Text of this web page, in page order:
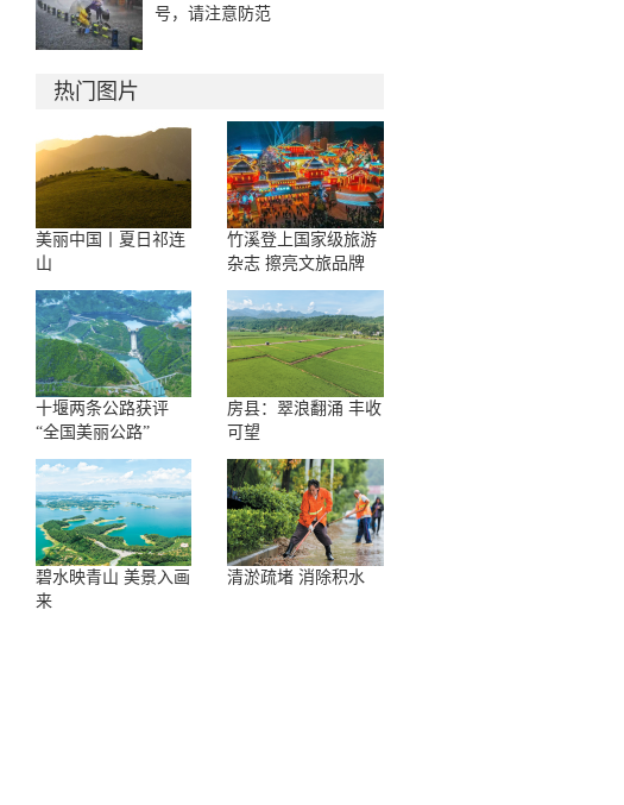
号，请注意防范
热门图片
美丽中国丨夏日祁连
山
竹溪登上国家级旅游
杂志 擦亮文旅品牌
十堰两条公路获评
“全国美丽公路”
房县：翠浪翻涌 丰收
可望
碧水映青山 美景入画
来
清淤疏堵 消除积水